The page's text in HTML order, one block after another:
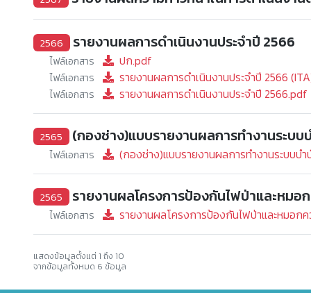
2566 รายงานผลการดำเนินงานประจำปี 2566
ไฟล์เอกสาร ปก.pdf
ไฟล์เอกสาร รายงานผลการดำเนินงานประจำปี 2566
ไฟล์เอกสาร รายงานผลการดำเนินงานประจำปี 2566.pdf
2565 (กองช่าง)แบบรายงานผลการทำงานระบบ
ไฟล์เอกสาร (กองช่าง)แบบรายงานผลการทำงานระบบบำ
2565 รายงานผลโครงการป้องกันไฟป่าและหมอ
ไฟล์เอกสาร รายงานผลโครงการป้องกันไฟป่าและหมอก
แสดงข้อมูลตั้งแต่ 1 ถึง 10
จากข้อมูลทั้งหมด 6 ข้อมูล